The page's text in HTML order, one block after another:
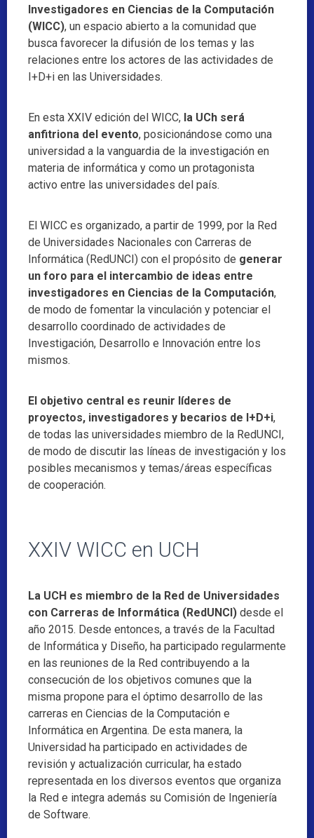
Investigadores en Ciencias de la Computación
(WICC), un espacio abierto a la comunidad que
busca favorecer la difusión de los temas y las
relaciones entre los actores de las actividades de
I+D+i en las Universidades.
En esta XXIV edición del WICC, la UCh será
anfitriona del evento, posicionándose como una
universidad a la vanguardia de la investigación en
materia de informática y como un protagonista
activo entre las universidades del país.
El WICC es organizado, a partir de 1999, por la Red
de Universidades Nacionales con Carreras de
Informática (RedUNCI) con el propósito de generar
un foro para el intercambio de ideas entre
investigadores en Ciencias de la Computación,
de modo de fomentar la vinculación y potenciar el
desarrollo coordinado de actividades de
Investigación, Desarrollo e Innovación entre los
mismos.
El objetivo central es reunir líderes de
proyectos, investigadores y becarios de I+D+i,
de todas las universidades miembro de la RedUNCI,
de modo de discutir las líneas de investigación y los
posibles mecanismos y temas/áreas específicas
de cooperación.
XXIV WICC en UCH
La UCH es miembro de la Red de Universidades
con Carreras de Informática (RedUNCI) desde el
año 2015. Desde entonces, a través de la Facultad
de Informática y Diseño, ha participado regularmente
en las reuniones de la Red contribuyendo a la
consecución de los objetivos comunes que la
misma propone para el óptimo desarrollo de las
carreras en Ciencias de la Computación e
Informática en Argentina. De esta manera, la
Universidad ha participado en actividades de
revisión y actualización curricular, ha estado
representada en los diversos eventos que organiza
la Red e integra además su Comisión de Ingeniería
de Software.